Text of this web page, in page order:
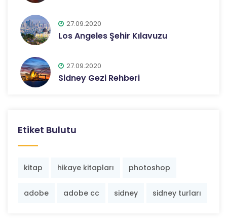
27.09.2020
Los Angeles Şehir Kılavuzu
27.09.2020
Sidney Gezi Rehberi
Etiket Bulutu
kitap hikaye kitapları photoshop
adobe adobe cc sidney sidney turları